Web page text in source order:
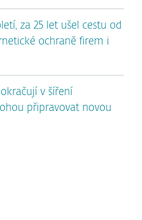
za 25 let ušel cestu od
ochraně firem i
v šíření
připravovat novou